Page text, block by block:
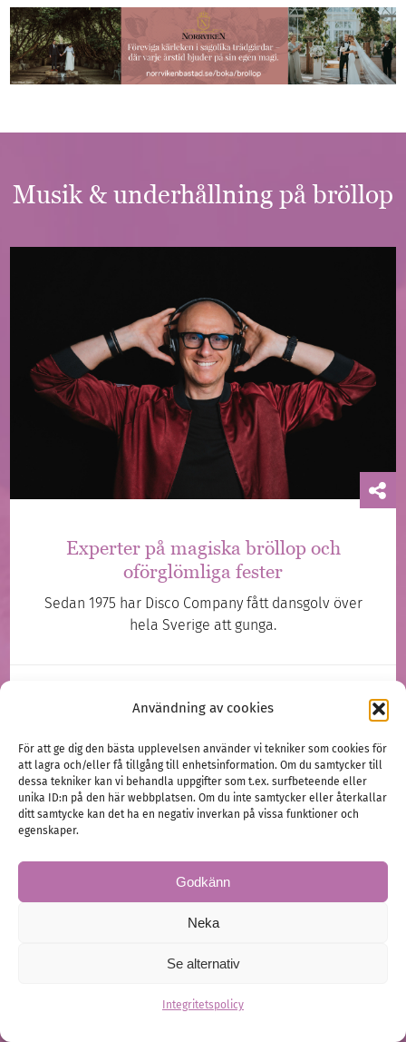
Användning av cookies
För att ge dig den bästa upplevelsen använder vi tekniker som cookies för
att lagra och/eller få tillgång till enhetsinformation. Om du samtycker till
dessa tekniker kan vi behandla uppgifter som t.ex. surfbeteende eller
unika ID:n på den här webbplatsen. Om du inte samtycker eller återkallar
ditt samtycke kan det ha en negativ inverkan på vissa funktioner och
egenskaper.
Godkänn
Neka
Se alternativ
Integritetspolicy
Musik & underhållning på bröllop
Experter på magiska bröllop och
oförglömliga fester
Sedan 1975 har Disco Company fått dansgolv över
hela Sverige att gunga.